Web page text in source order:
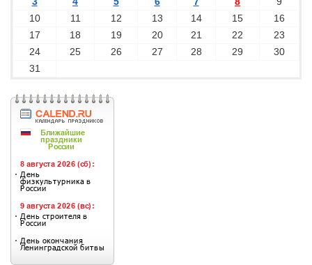
10
11 12 13 14 15
16
17
18 19 20 21 22
23
24
25 26 27 28 29
30
31